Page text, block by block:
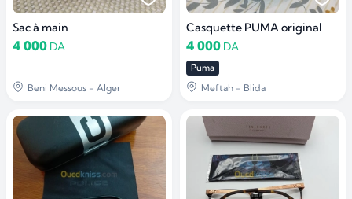
Sac à main
4 000 DA
Beni Messous - Alger
Casquette PUMA original
4 000 DA
Puma
Meftah - Blida